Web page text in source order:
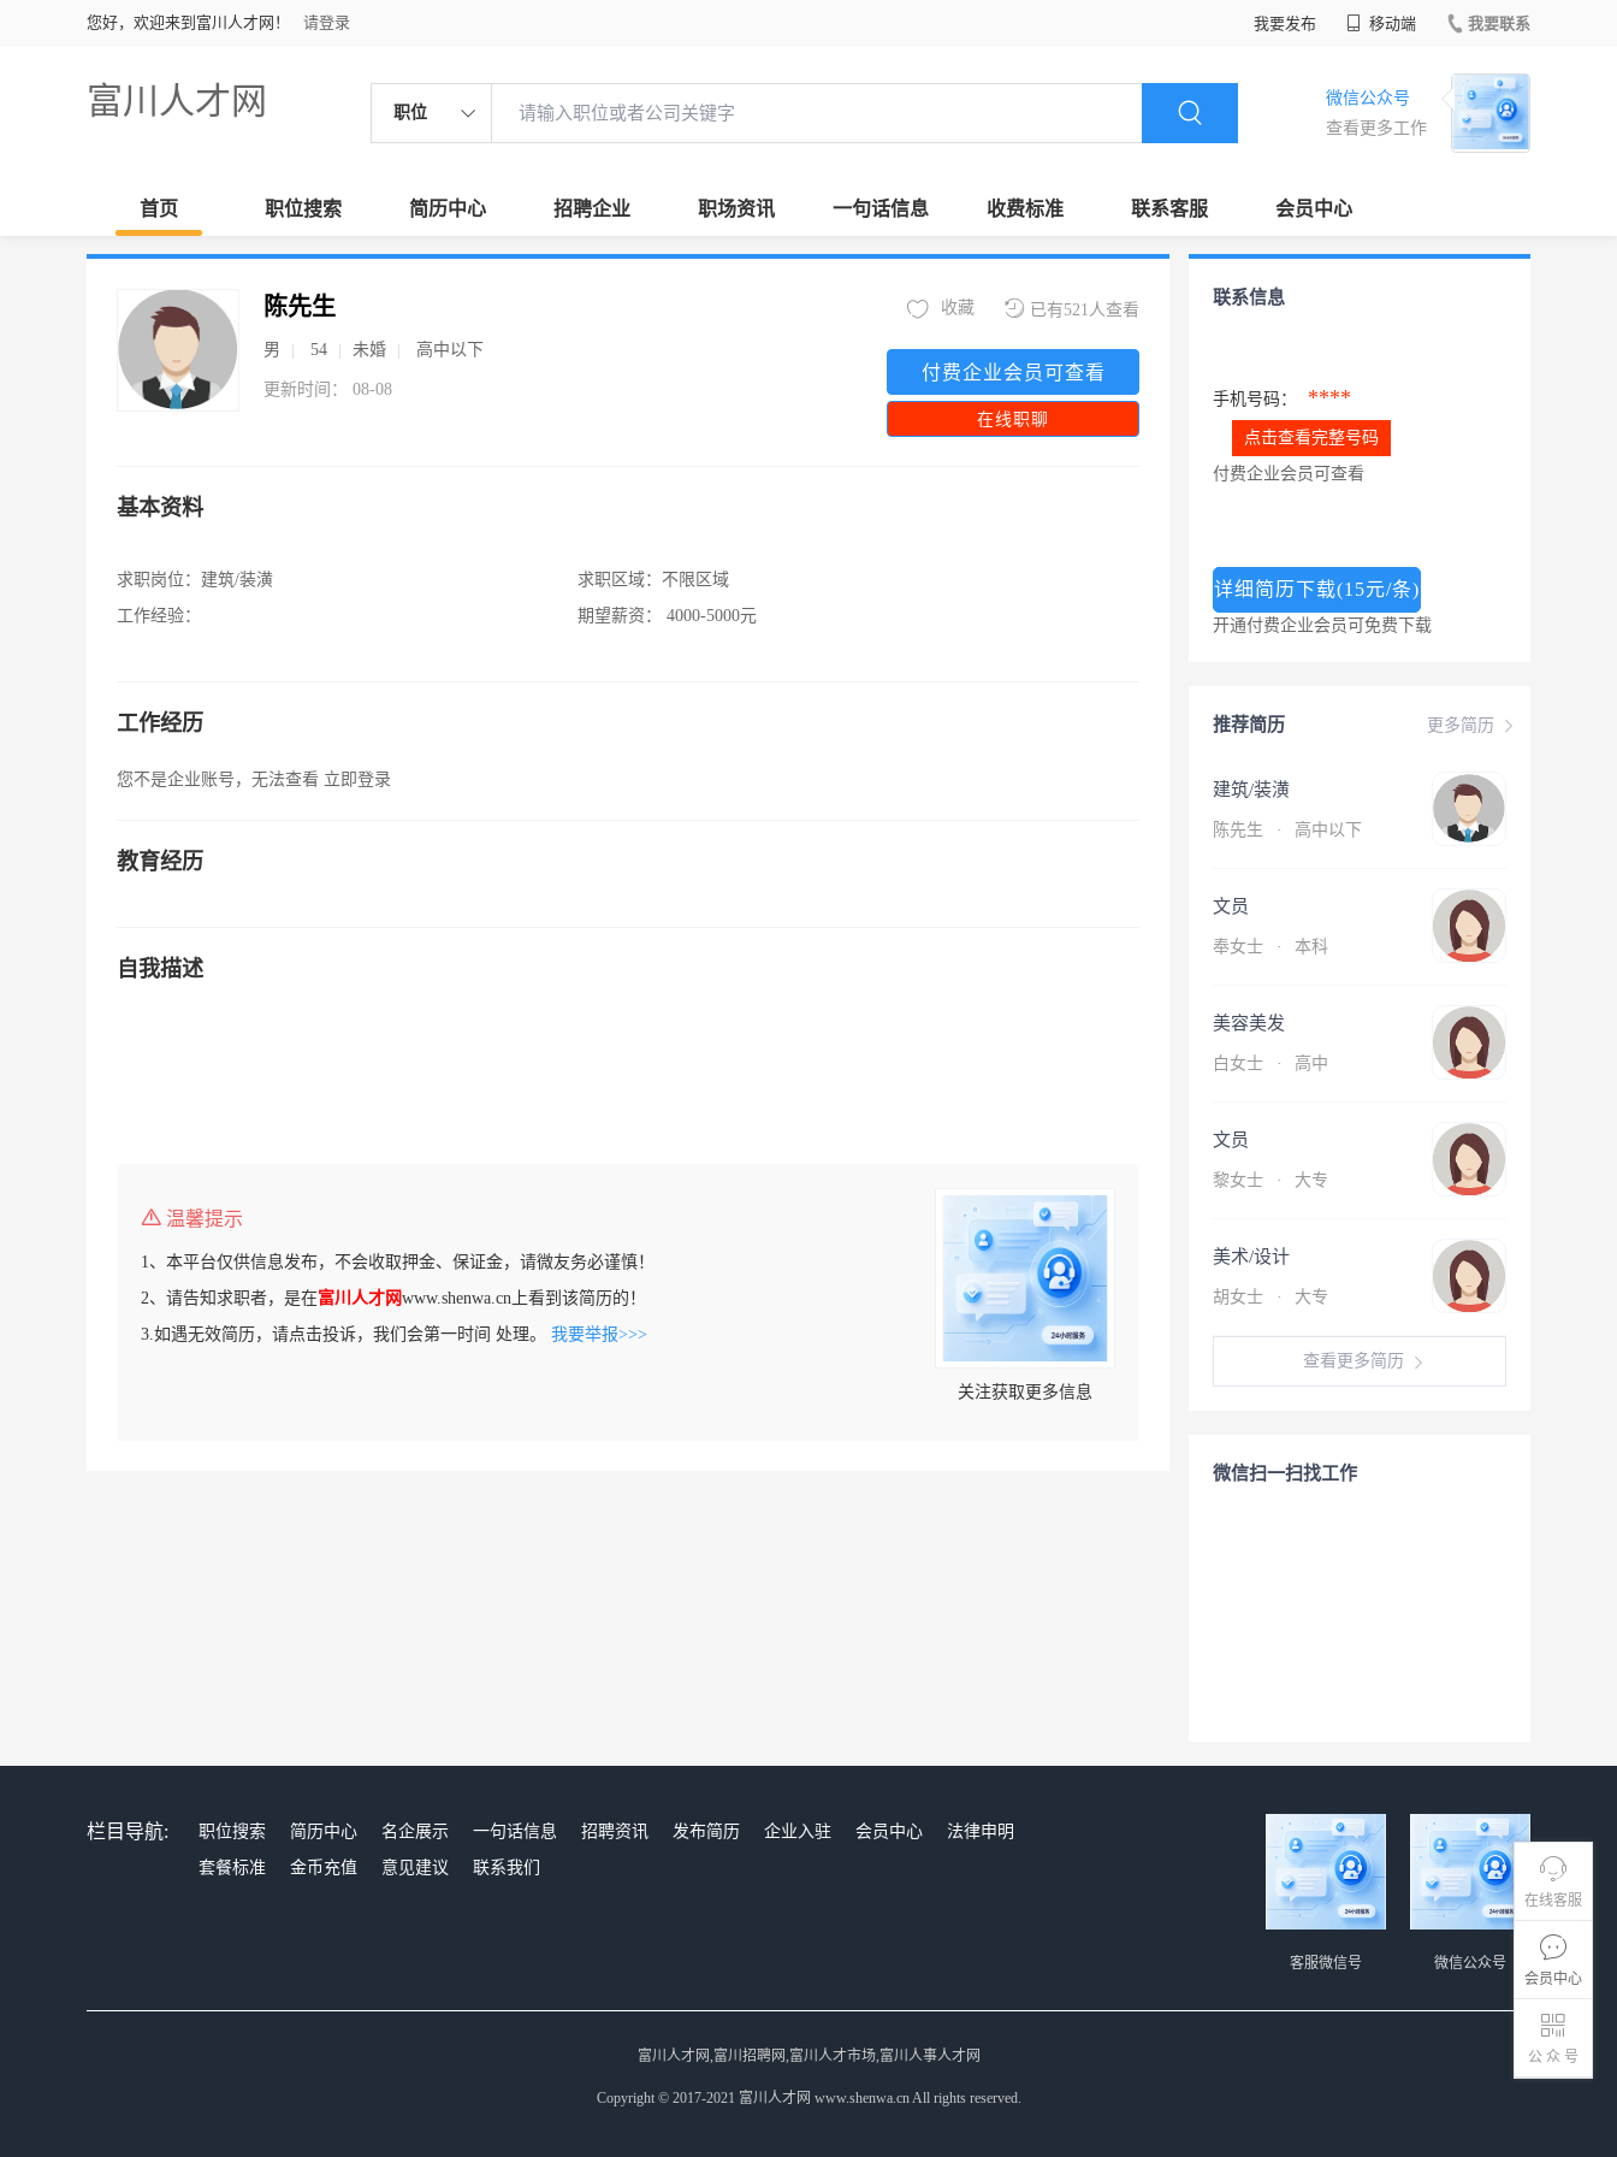
您好，欢迎来到富川人才网！ 请登录 我要发布 移动端 我要联系
富川人才网 职位
微信公众号
查看更多工作
首页 职位搜索 简历中心 招聘企业 职场资讯 一句话信息 收费标准 联系客服 会员中心
在线客服
会员中心
公 众 号
陈先生
男 54 未婚 高中以下
更新时间： 08-08
已有521人查看
收藏
付费企业会员可查看
在线职聊
基本资料
求职岗位： 建筑/装潢
工作经验：
求职区域： 不限区域
期望薪资：
4000-5000元
工作经历
您不是企业账号，无法查看 立即登录
教育经历
自我描述
温馨提示
1、本平台仅供信息发布，不会收取押金、保证金，请微友务必谨慎！
2、请告知求职者，是在富川人才网www.shenwa.cn上看到该简历的！
3.如遇无效简历，请点击投诉，我们会第一时间 处理。 我要举报>>>
关注获取更多信息
联系信息
手机号码： ****
点击查看完整号码
付费企业会员可查看
详细简历下载(15元/条)
开通付费企业会员可免费下载
更多简历
推荐简历
建筑/装潢
陈先生 · 高中以下
文员
奉女士 · 本科
美容美发
白女士 · 高中
文员
黎女士 · 大专
美术/设计
胡女士 · 大专
查看更多简历
微信扫一扫找工作
栏目导航: 职位搜索 简历中心 名企展示 一句话信息 招聘资讯 发布简历 企业入驻 会员中心
法律申明
套餐标准
金币充值 意见建议 联系我们
微信公众号
客服微信号
富川人才网,富川招聘网,富川人才市场,富川人事人才网
Copyright © 2017-2021 富川人才网 www.shenwa.cn All rights reserved.